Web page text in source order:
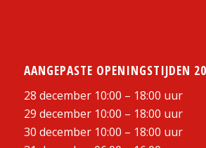
AANGEPASTE OPENINGSTIJDEN
28 december 10:00 – 18:00 uur
29 december 10:00 – 18:00 uur
30 december 10:00 – 18:00 uur